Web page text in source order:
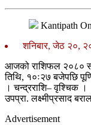
Kantipath
शनिबार, जेठ २०,
आजको राशिफल २०८०
तिथि, १०ः२७ बजेपछि
। चन्द्रराशि– वृश्चिक ।
उपप्रा. लक्ष्मीप्रसाद
Advertisement